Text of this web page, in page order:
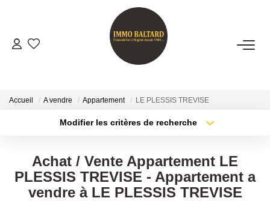
VENTES
LOCATIONS
ESTIMATION
Accueil A vendre Appartement LE PLESSIS TREVISE
Modifier les critères de recherche
Sélectionnez...
Type de bien
Surface min
Achat / Vente Appartement LE
PLESSIS TREVISE - Appartement a
vendre à LE PLESSIS TREVISE